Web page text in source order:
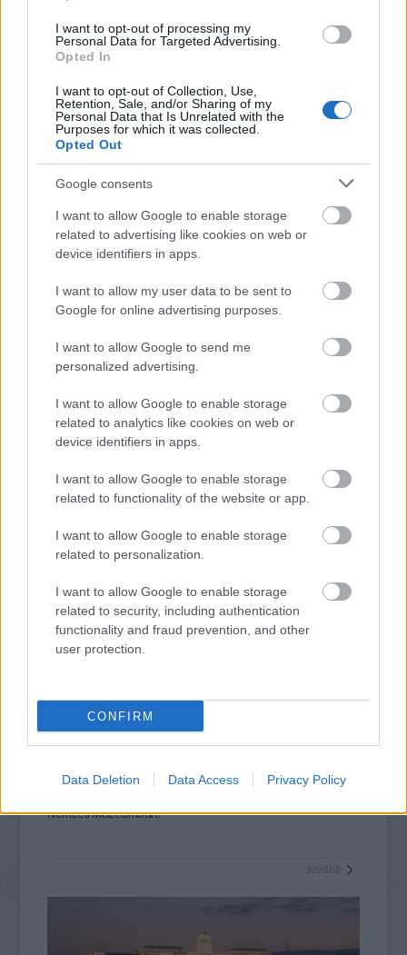
I want to opt-out of processing my
Personal Data for Targeted Advertising.
Opted In
I want to opt-out of Collection, Use,
Retention, Sale, and/or Sharing of my
Personal Data that Is Unrelated with the
Purposes for which it was collected.
Opted Out
Google consents
I want to allow Google to enable storage
related to advertising like cookies on web or
device identifiers in apps.
I want to allow my user data to be sent to
Google for online advertising purposes.
I want to allow Google to send me
personalized advertising.
I want to allow Google to enable storage
related to analytics like cookies on web or
device identifiers in apps.
I want to allow Google to enable storage
related to functionality of the website or app.
I want to allow Google to enable storage
related to personalization.
I want to allow Google to enable storage
related to security, including authentication
functionality and fraud prevention, and other
user protection.
CONFIRM
Data Deletion Data Access Privacy Policy
játékoscímű, kedden nyíló kiállítása.
tovább
2013. 08. 24.|Kultúrpart
Budapest legújabb kulturális helyszíne a
Magyar Nemzeti
Múzeum oldalában.
tovább
A tavalyi sajtó képekben
2013. 03. 29.|Kultúrpart
mintegy 240 díjazott alkotása - tekinthető meg aXXXI. Magyar
Nemzeti Múzeumban.
tovább